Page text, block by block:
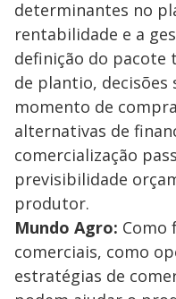
determinantes no
rentabilidade e a
definição do pacote
de plantio,
momento de
alternativas de
comercialização
previsibilidade
produtor.
Mundo Agro: Como
comerciais, como
estratégias de